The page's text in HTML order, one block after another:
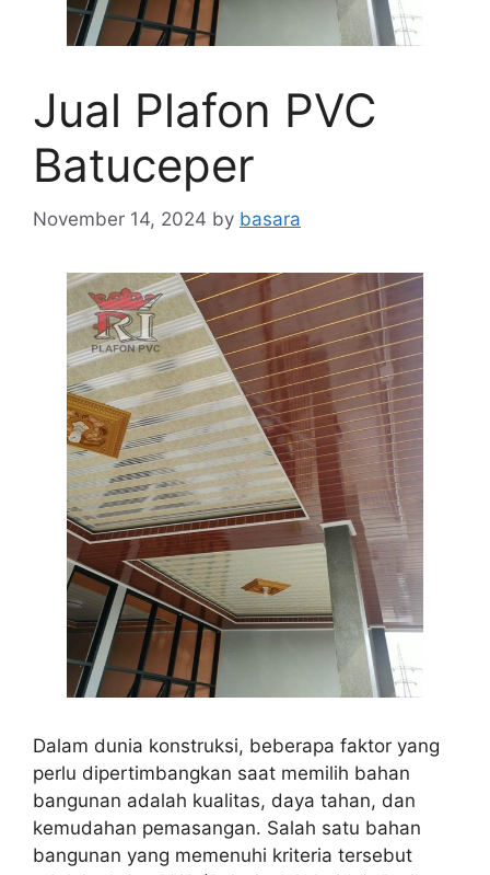
Jual Plafon PVC
Batuceper
November 14, 2024 by basara
Dalam dunia konstruksi, beberapa faktor yang
perlu dipertimbangkan saat memilih bahan
bangunan adalah kualitas, daya tahan, dan
kemudahan pemasangan. Salah satu bahan
bangunan yang memenuhi kriteria tersebut